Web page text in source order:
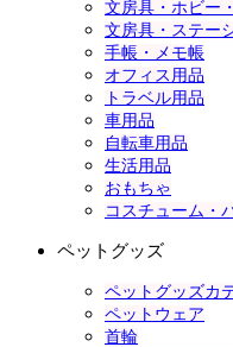
文房具・ホビー
文房具・ステー
手帳・メモ帳
オフィス用品
トラベル用品
車用品
自転車用品
生活用品
おもちゃ
コスチューム・
ペットグッズ
ペットグッズカ
ペットウェア
首輪